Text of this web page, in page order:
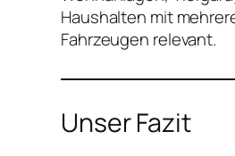
Haushalten mit
Fahrzeugen relevant.
Unser Fazit